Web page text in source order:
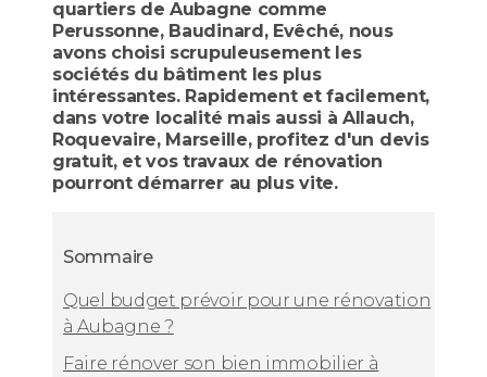
quartiers de Aubagne comme
Perussonne, Baudinard, Evêché, nous
avons choisi scrupuleusement les
sociétés du bâtiment les plus
intéressantes. Rapidement et facilement,
dans votre localité mais aussi à Allauch,
Roquevaire, Marseille, profitez d'un devis
gratuit, et vos travaux de rénovation
pourront démarrer au plus vite.
Sommaire
Quel budget prévoir pour une rénovation
à Aubagne ?
Faire rénover son bien immobilier à